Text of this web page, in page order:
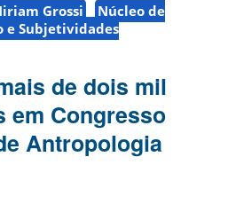
Grossi
Núcleo de
e Subjetividades
de dois mil
em Congresso
Antropologia